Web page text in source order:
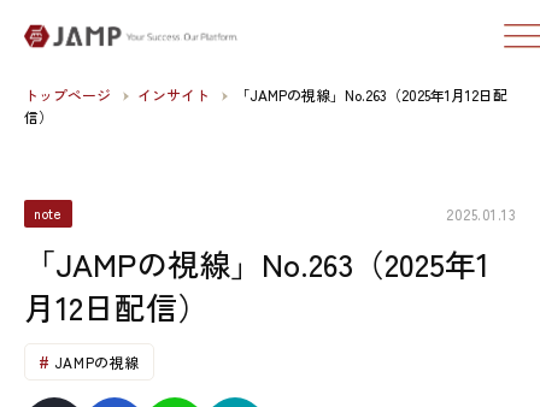
トップページ インサイト
「JAMPの視線」No.263（2025年1月12日配
信）
note 2025.01.13
「JAMPの視線」No.263（2025年1
月12日配信）
JAMPの視線